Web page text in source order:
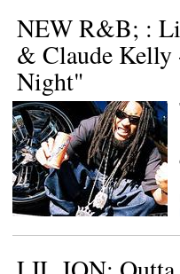
NEW R&B; :
& Claude
Night"